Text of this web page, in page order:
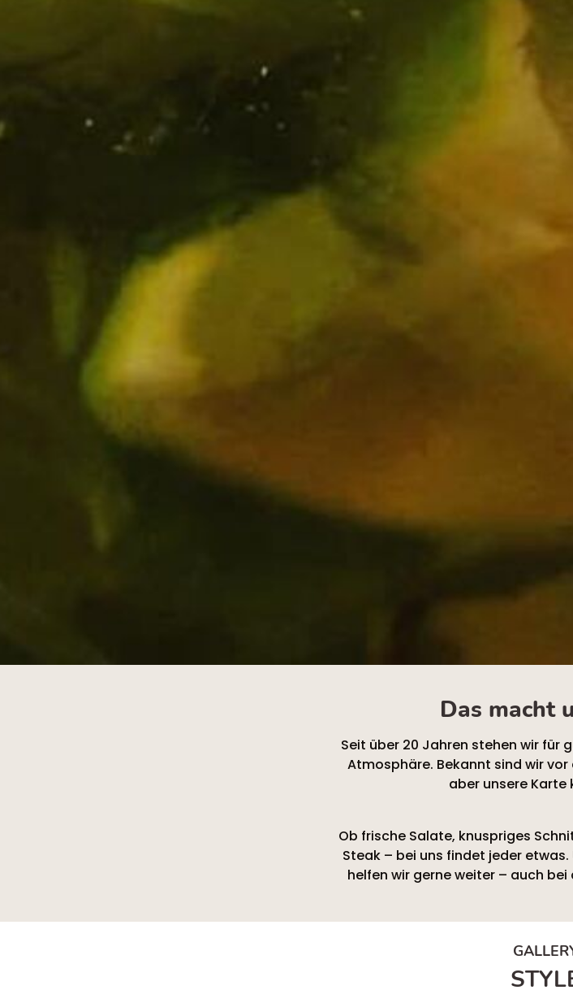
Das macht
Seit über 20 Jahren stehen wir für
Atmosphäre. Bekannt sind wir
aber unsere Karte
Ob frische Salate, knuspriges
Steak – bei uns findet jeder etwas.
helfen wir gerne weiter – auch bei